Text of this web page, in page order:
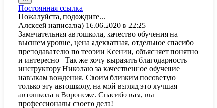
этот
метабокс
в
другое
состояние.
Постоянная ссылка
Пожалуйста, подождите...
Алексей написал(а) 16.06.2020 в 22:25
Замечательная автошкола, качество обучения на
высшем уровне, цена адекватная, отдельное спасибо
преподавателю по теории Ксении, объясняет понятно
и интересно . Так же хочу выразить благодарность
инструктору Николаю за качественное обучение
навыкам вождения. Своим близким посоветую
только эту автошколу, на мой взгляд это лучшая
автошкола в Воронеже. Спасибо вам, вы
профессионалы своего дела!